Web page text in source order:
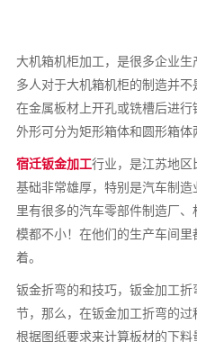
大机箱机柜加工，是很多企业
多人对于大机箱机柜的制造并不
在金属板材上开孔或铣槽后进
外形可分为矩形箱体和圆形箱体
宿迁钣金加工行业，是江苏地区
基础非常雄厚，特别是汽车制
里有很多的汽车零部件制造厂
模都不小！在他们的生产车间
着。
钣金折弯的和技巧，钣金加工
节，那么，在钣金加工折弯的
根据图纸要求来计算板材的下